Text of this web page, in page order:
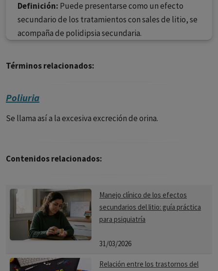
Definición: Puede presentarse como un efecto
secundario de los tratamientos con sales de litio, se
acompaña de polidipsia secundaria.
Términos relacionados:
Poliuria
Se llama así a la excesiva excreción de orina.
Contenidos relacionados:
Manejo clínico de los efectos
secundarios del litio: guía práctica
para psiquiatría
31/03/2026
Relación entre los trastornos del